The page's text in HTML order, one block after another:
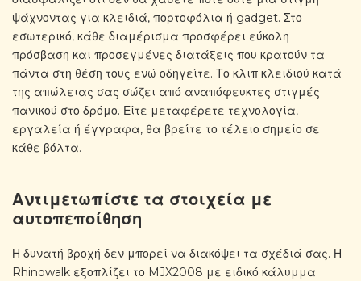
ψάχνοντας για κλειδιά, πορτοφόλια ή gadget. Στο
εσωτερικό, κάθε διαμέρισμα προσφέρει εύκολη
πρόσβαση και προσεγμένες διατάξεις που κρατούν τα
πάντα στη θέση τους ενώ οδηγείτε. Το κλιπ κλειδιού κατά
της απώλειας σας σώζει από αναπόφευκτες στιγμές
πανικού στο δρόμο. Είτε μεταφέρετε τεχνολογία,
εργαλεία ή έγγραφα, θα βρείτε το τέλειο σημείο σε
κάθε βόλτα.
Αντιμετωπίστε τα στοιχεία με
αυτοπεποίθηση
Η δυνατή βροχή δεν μπορεί να διακόψει τα σχέδιά σας. Η
Rhinowalk εξοπλίζει το MJX2008 με ειδικό κάλυμμα